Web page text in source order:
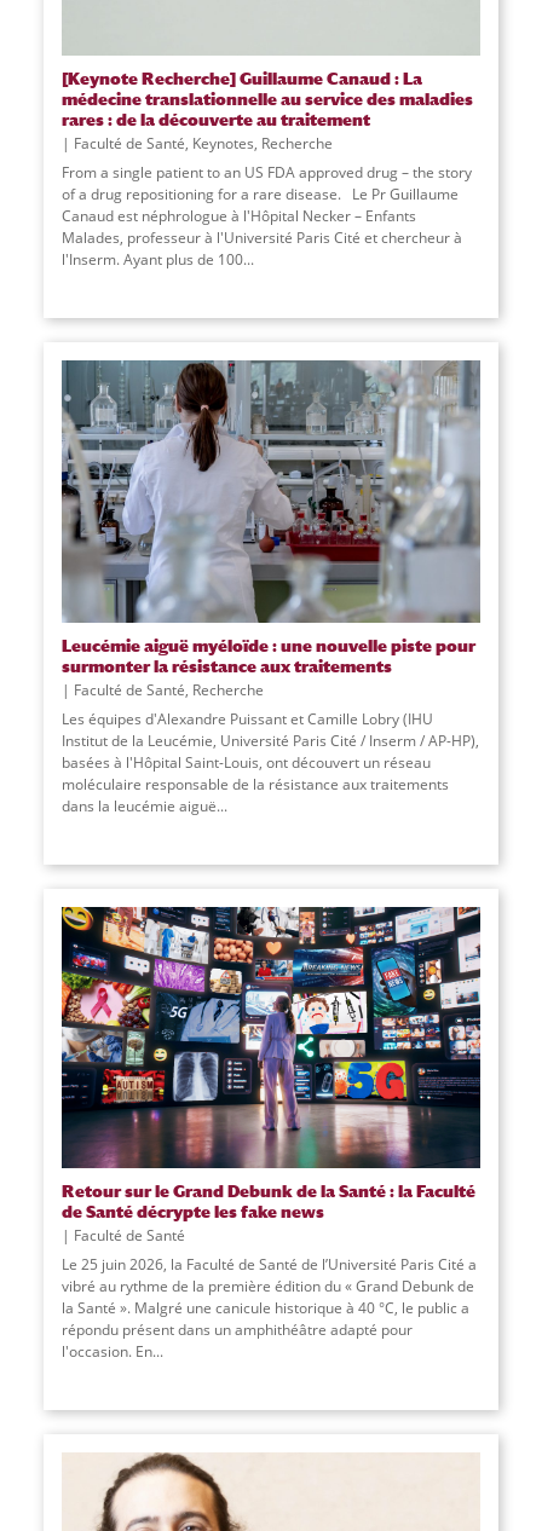
[Keynote Recherche] Guillaume Canaud : La
médecine translationnelle au service des maladies
rares : de la découverte au traitement
Faculté de Santé, Keynotes, Recherche
From a single patient to an US FDA approved drug – the story
of a drug repositioning for a rare disease. Le Pr Guillaume
Canaud est néphrologue à l'Hôpital Necker – Enfants
Malades, professeur à l'Université Paris Cité et chercheur à
l'Inserm. Ayant plus de 100...
Leucémie aiguë myéloïde : une nouvelle piste pour
surmonter la résistance aux traitements
Faculté de Santé, Recherche
Les équipes d'Alexandre Puissant et Camille Lobry (IHU
Institut de la Leucémie, Université Paris Cité / Inserm / AP-HP),
basées à l'Hôpital Saint-Louis, ont découvert un réseau
moléculaire responsable de la résistance aux traitements
dans la leucémie aiguë...
Retour sur le Grand Debunk de la Santé : la Faculté
de Santé décrypte les fake news
Faculté de Santé
Le 25 juin 2026, la Faculté de Santé de l’Université Paris Cité a
vibré au rythme de la première édition du « Grand Debunk de
la Santé ». Malgré une canicule historique à 40 °C, le public a
répondu présent dans un amphithéâtre adapté pour
l'occasion. En...